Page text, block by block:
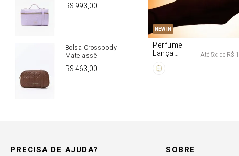
R$ 993,00
Bolsa Crossbody
Matelassê
R$463,00
NEW IN
U
Perfume
Lança Até 5x de R$
PRECISA DE AJUDA? SOBRE